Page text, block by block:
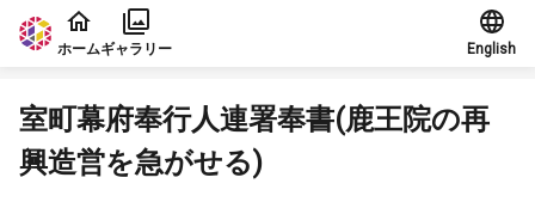
本文に飛ぶ
ホームギャラリー English
室町幕府奉行人連署奉書(鹿王院の再
興造営を急がせる)